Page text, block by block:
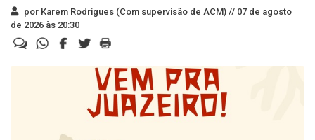
por Karem Rodrigues (Com supervisão de ACM) // 07 de agosto
de 2026 às 20:30